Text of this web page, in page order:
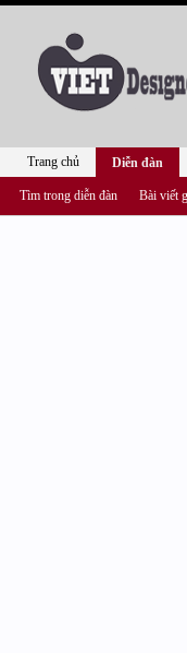
Trang chủ Diễn đàn
Tìm trong diễn đàn Bài viết